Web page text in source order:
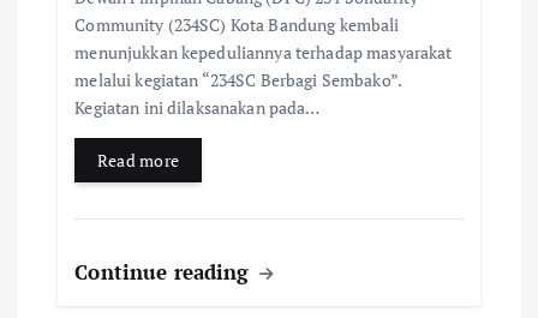
Community (234SC) Kota Bandung kembali
menunjukkan kepeduliannya terhadap masyarakat
melalui kegiatan “234SC Berbagi Sembako”.
Kegiatan ini dilaksanakan pada…
Read more
Continue reading